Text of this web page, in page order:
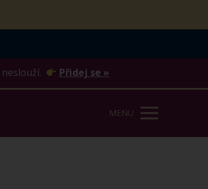
Přidej se »
MENU